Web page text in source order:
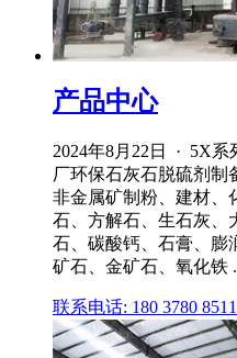
产品中心
2024年8月22日 · 5X
厂环保石灰石脱硫剂制
非金属矿制粉、建材、
石、方解石、生石灰、
石、碳酸钙、石膏、膨
矿石、金矿石、氧化铁 .
联系电话: 180 3780 8511